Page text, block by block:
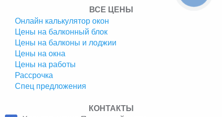
ВСЕ ЦЕНЫ
Онлайн калькулятор окон
Цены на балконный блок
Цены на балконы и лоджии
Цены на окна
Цены на работы
Рассрочка
Спец предложения
КОНТАКТЫ